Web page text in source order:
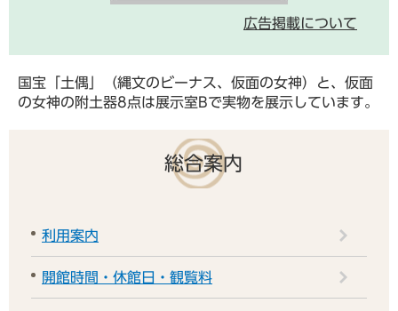
国宝「土偶」（縄文のビーナス、仮面の女神）と、仮面
の女神の附土器8点は展示室Bで実物を展示しています。
総合案内
利用案内
開館時間・休館日・観覧料
広告掲載について